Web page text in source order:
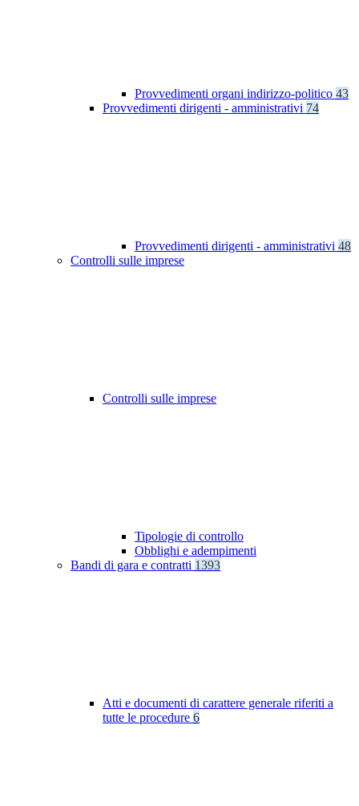
Provvedimenti organi indirizzo-politico 43
Provvedimenti dirigenti - amministrativi 74
Provvedimenti dirigenti - amministrativi 48
Controlli sulle imprese
Controlli sulle imprese
Tipologie di controllo
Obblighi e adempimenti
Bandi di gara e contratti 1393
Atti e documenti di carattere generale riferiti a
tutte le procedure 6